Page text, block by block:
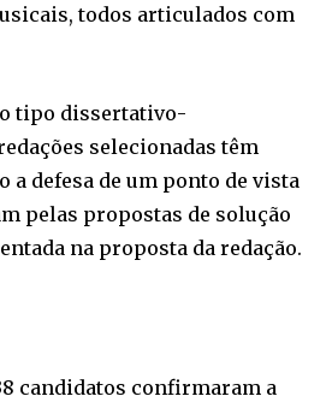
todos articulados com
tipo dissertativo-
selecionadas têm
a defesa de um ponto de vista
pelas propostas de solução
na proposta da redação.
candidatos confirmaram a